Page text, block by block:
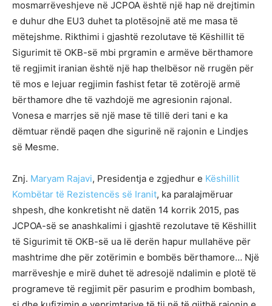
mosmarrëveshjeve në JCPOA është një hap në drejtimin
e duhur dhe EU3 duhet ta plotësojnë atë me masa të
mëtejshme. Rikthimi i gjashtë rezolutave të Këshillit të
Sigurimit të OKB-së mbi prgramin e armëve bërthamore
të regjimit iranian është një hap thelbësor në rrugën për
të mos e lejuar regjimin fashist fetar të zotërojë armë
bërthamore dhe të vazhdojë me agresionin rajonal.
Vonesa e marrjes së një mase të tillë deri tani e ka
dëmtuar rëndë paqen dhe sigurinë në rajonin e Lindjes
së Mesme.
Znj. Maryam Rajavi, Presidentja e zgjedhur e Këshillit
Kombëtar të Rezistencës së Iranit, ka paralajmëruar
shpesh, dhe konkretisht në datën 14 korrik 2015, pas
JCPOA-së se anashkalimi i gjashtë rezolutave të Këshillit
të Sigurimit të OKB-së ua lë derën hapur mullahëve për
mashtrime dhe për zotërimin e bombës bërthamore… Një
marrëveshje e mirë duhet të adresojë ndalimin e plotë të
programeve të regjimit për pasurim e prodhim bombash,